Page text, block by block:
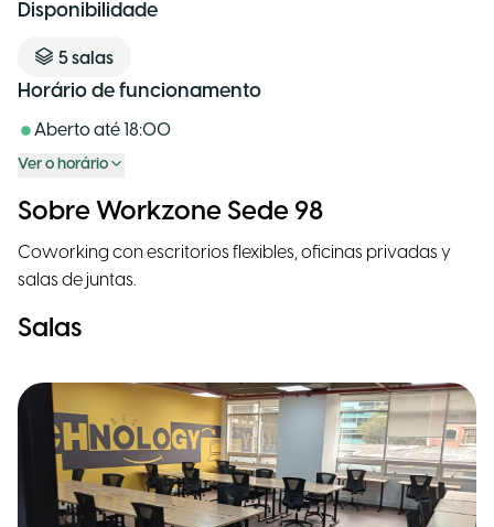
Disponibilidade
5salas
Horário de funcionamento
Aberto até 18:00
Ver o horário
Sobre Workzone Sede 98
Coworking con escritorios flexibles, oficinas privadas y
salas de juntas.
Salas